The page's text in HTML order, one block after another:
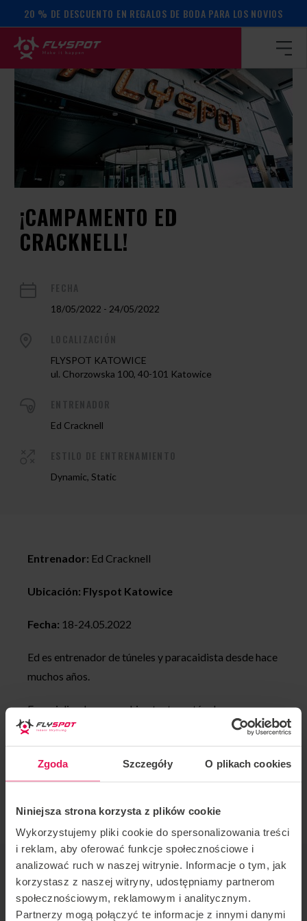
Zgoda Szczegóły O plikach cookies
Niniejsza strona korzysta z plików cookie
Wykorzystujemy pliki cookie do spersonalizowania treści
i reklam, aby oferować funkcje społecznościowe i
analizować ruch w naszej witrynie. Informacje o tym, jak
korzystasz z naszej witryny, udostępniamy partnerom
społecznościowym, reklamowym i analitycznym.
Partnerzy mogą połączyć te informacje z innymi danymi
20 % DE DESCUENTO EN REGALOS DE BODA PARA LOS NOVIOS
Página de inicio / Calendario de actos / ¡Campamento Ed
¡CAMPAMENTO ED
CRACKNELL!
18/05/2022 - 24/05/2022
FLYSPOT KATOWICE
ul. Chorzowska 100, 40-101 Katowice
Ed Cracknell
Dynamic, Static
Entrenador: Ed Cracknell
Ubicación: Flyspot Katowice
Fecha: 18-24.05.2022
Ed es entrenador de túneles y paracaidista desde hace
muchos años.
Especializado en coaching tanto en túnel como en
paracaidismo: IBA Nivel 4 Instructor/ Coach:
Si estás interesado en unirte a su campamento,
ORGANIZADOR DE EVENTOS
Flyspot
CONTACTO CON RESPECTO AL EVENTO